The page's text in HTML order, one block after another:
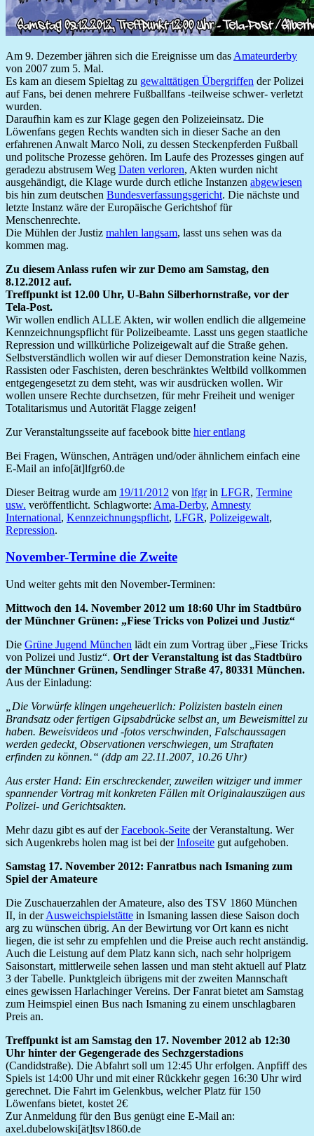
Am 9. Dezember jähren sich die Ereignisse um das Amateurderby
von 2007 zum 5. Mal.
Es kam an diesem Spieltag zu gewalttätigen Übergriffen der Polizei
auf Fans, bei denen mehrere Fußballfans -teilweise schwer- verletzt
wurden.
Daraufhin kam es zur Klage gegen den Polizeieinsatz. Die
Löwenfans gegen Rechts wandten sich in dieser Sache an den
erfahrenen Anwalt Marco Noli, zu dessen Steckenpferden Fußball
und politsche Prozesse gehören. Im Laufe des Prozesses gingen auf
geradezu abstrusem Weg Daten verloren, Akten wurden nicht
ausgehändigt, die Klage wurde durch etliche Instanzen abgewiesen
bis hin zum deutschen Bundesverfassungsgericht. Die nächste und
letzte Instanz wäre der Europäische Gerichtshof für
Menschenrechte.
Die Mühlen der Justiz mahlen langsam, lasst uns sehen was da
kommen mag.
Zu diesem Anlass rufen wir zur Demo am Samstag, den
8.12.2012 auf.
Treffpunkt ist 12.00 Uhr, U-Bahn Silberhornstraße, vor der
Tela-Post.
Wir wollen endlich ALLE Akten, wir wollen endlich die allgemeine
Kennzeichnungspflicht für Polizeibeamte. Lasst uns gegen staatliche
Repression und willkürliche Polizeigewalt auf die Straße gehen.
Selbstverständlich wollen wir auf dieser Demonstration keine Nazis,
Rassisten oder Faschisten, deren beschränktes Weltbild vollkommen
entgegengesetzt zu dem steht, was wir ausdrücken wollen. Wir
wollen unsere Rechte durchsetzen, für mehr Freiheit und weniger
Totalitarismus und Autorität Flagge zeigen!
Zur Veranstaltungsseite auf facebook bitte hier entlang
Bei Fragen, Wünschen, Anträgen und/oder ähnlichem einfach eine
E-Mail an info[ät]lfgr60.de
Dieser Beitrag wurde am 19/11/2012 von lfgrin LFGR, Termine
usw. veröffentlicht. Schlagworte: Ama-Derby, Amnesty
International, Kennzeichnungspflicht, LFGR, Polizeigewalt,
Repression.
November-Termine die Zweite
Und weiter gehts mit den November-Terminen:
Mittwoch den 14. November 2012 um 18:60 Uhr im Stadtbüro
der Münchner Grünen: „Fiese Tricks von Polizei und Justiz“
Die Grüne Jugend München lädt ein zum Vortrag über „Fiese Tricks
von Polizei und Justiz“. Ort der Veranstaltung ist das Stadtbüro
der Münchner Grünen, Sendlinger Straße 47, 80331 München.
Aus der Einladung:
„Die Vorwürfe klingen ungeheuerlich: Polizisten basteln einen
Brandsatz oder fertigen Gipsabdrücke selbst an, um Beweismittel zu
haben. Beweisvideos und -fotos verschwinden, Falschaussagen
werden gedeckt, Observationen verschwiegen, um Straftaten
erfinden zu können.“ (ddp am 22.11.2007, 10.26 Uhr)
Aus erster Hand: Ein erschreckender, zuweilen witziger und immer
spannender Vortrag mit konkreten Fällen mit Originalauszügen aus
Polizei- und Gerichtsakten.
Mehr dazu gibt es auf derFacebook-Seite der Veranstaltung. Wer
sich Augenkrebs holen mag ist bei derInfoseite gut aufgehoben.
Samstag 17. November 2012: Fanratbus nach Ismaning zum
Spiel der Amateure
Die Zuschauerzahlen der Amateure, also des TSV 1860 München
II, in derAusweichspielstätte in Ismaning lassen diese Saison doch
arg zu wünschen übrig. An der Bewirtung vor Ort kann es nicht
liegen, die ist sehr zu empfehlen und die Preise auch recht anständig.
Auch die Leistung auf dem Platz kann sich, nach sehr holprigem
Saisonstart, mittlerweile sehen lassen und man steht aktuell auf Platz
3 der Tabelle. Punktgleich übrigens mit der zweiten Mannschaft
eines gewissen Harlachinger Vereins. Der Fanrat bietet am Samstag
zum Heimspiel einen Bus nach Ismaning zu einem unschlagbaren
Preis an.
Treffpunkt ist am Samstag den 17. November 2012 ab 12:30
Uhr hinter der Gegengerade des Sechzgerstadions
(Candidstraße). Die Abfahrt soll um 12:45 Uhr erfolgen. Anpfiff des
Spiels ist 14:00 Uhr und mit einer Rückkehr gegen 16:30 Uhr wird
gerechnet. Die Fahrt im Gelenkbus, welcher Platz für 150
Löwenfans bietet, kostet 2€
Zur Anmeldung für den Bus genügt eine E-Mail an:
axel.dubelowski[ät]tsv1860.de